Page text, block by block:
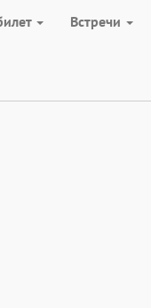
Встречи